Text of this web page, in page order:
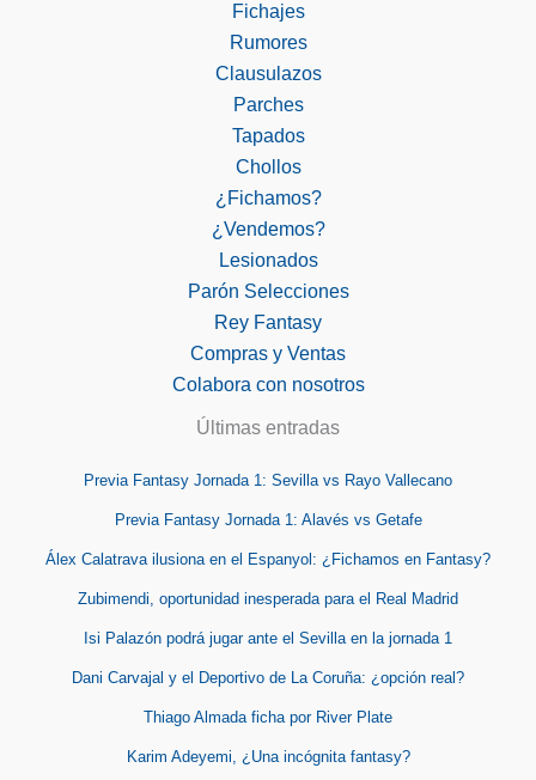
Fichajes
Rumores
Clausulazos
Parches
Tapados
Chollos
¿Fichamos?
¿Vendemos?
Lesionados
Parón Selecciones
Rey Fantasy
Compras y Ventas
Colabora con nosotros
Últimas entradas
Previa Fantasy Jornada 1: Sevilla vs Rayo Vallecano
Previa Fantasy Jornada 1: Alavés vs Getafe
Álex Calatrava ilusiona en el Espanyol: ¿Fichamos en Fantasy?
Zubimendi, oportunidad inesperada para el Real Madrid
Isi Palazón podrá jugar ante el Sevilla en la jornada 1
Dani Carvajal y el Deportivo de La Coruña: ¿opción real?
Thiago Almada ficha por River Plate
Karim Adeyemi, ¿Una incógnita fantasy?